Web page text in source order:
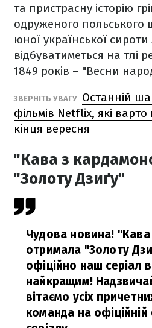
та пристрасну історію
одруженого польського
юної української
відбуватиметься на тлі
1849 років – "Весни
ЗВЕРНІТЬ УВАГУ Останній
фільмів Netflix, які
кінця вересня
"Кава з
"Золоту Дзиґу"
Чудова новина!
отримала "Золоту
офіційно наш серіал
найкращим!
вітаємо усіх
команда на